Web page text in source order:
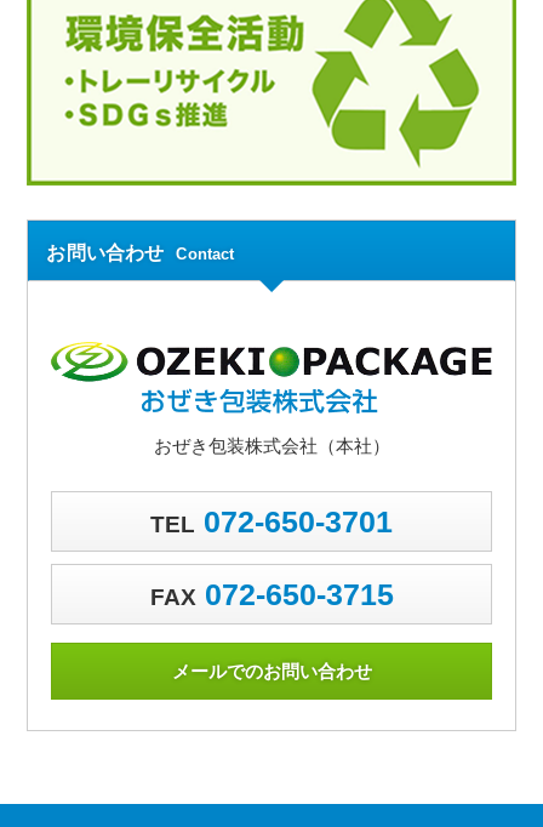
お問い合わせ Contact
おぜき包装株式会社（本社）
TEL 072-650-3701
FAX 072-650-3715
メールでのお問い合わせ